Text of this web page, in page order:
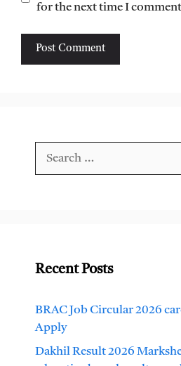
for the next time I
Recent Posts
BRAC Job Circular 2026
Apply
Dakhil Result 2026